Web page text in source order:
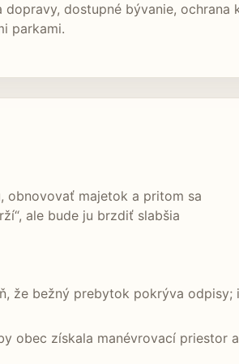
dostupné bývanie,
parkami.
obnovovať majetok a pritom sa
ale bude ju brzdiť slabšia
že bežný prebytok pokrýva
obec získala manévrovací priestor